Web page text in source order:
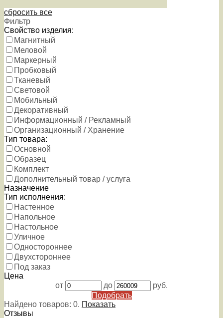
сбросить все
Фильтр
Свойство изделия:
Магнитный
Меловой
Маркерный
Пробковый
Тканевый
Световой
Мобильный
Декоративный
Информационный / Рекламный
Организационный / Хранение
Тип товара:
Основной
Образец
Комплект
Дополнительный товар / услуга
Назначение
Тип исполнения:
Настенное
Напольное
Настольное
Уличное
Одностороннее
Двухстороннее
Под заказ
Цена
от
до
руб.
Подобрать
Найдено товаров: 0. Показать
Отзывы